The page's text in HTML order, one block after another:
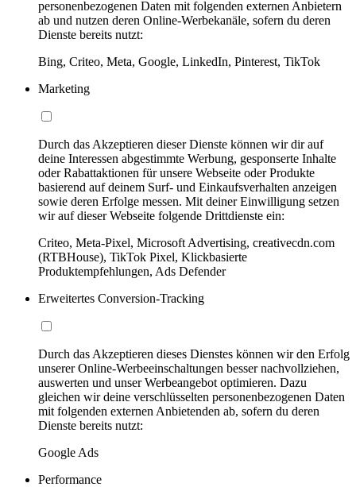
personenbezogenen Daten mit folgenden externen Anbietern
ab und nutzen deren Online-Werbekanäle, sofern du deren
Dienste bereits nutzt:
Bing, Criteo, Meta, Google, LinkedIn, Pinterest, TikTok
Marketing
Durch das Akzeptieren dieser Dienste können wir dir auf
deine Interessen abgestimmte Werbung, gesponserte Inhalte
oder Rabattaktionen für unsere Webseite oder Produkte
basierend auf deinem Surf- und Einkaufsverhalten anzeigen
sowie deren Erfolge messen. Mit deiner Einwilligung setzen
wir auf dieser Webseite folgende Drittdienste ein:
Criteo, Meta-Pixel, Microsoft Advertising, creativecdn.com
(RTBHouse), TikTok Pixel, Klickbasierte
Produktempfehlungen, Ads Defender
Erweitertes Conversion-Tracking
Durch das Akzeptieren dieses Dienstes können wir den Erfolg
unserer Online-Werbeeinschaltungen besser nachvollziehen,
auswerten und unser Werbeangebot optimieren. Dazu
gleichen wir deine verschlüsselten personenbezogenen Daten
mit folgenden externen Anbietenden ab, sofern du deren
Dienste bereits nutzt:
Google Ads
Performance